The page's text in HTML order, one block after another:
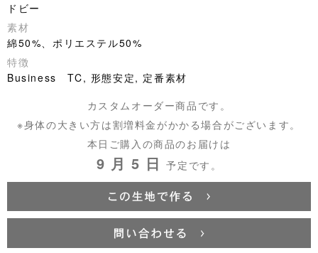
ドビー
素材
綿50%、ポリエステル50%
特徴
Business TC, 形態安定, 定番素材
カスタムオーダー商品です。
※身体の大きい方は割増料金がかかる場合がございます。
本日ご購入の商品のお届けは
9 月 5 日予定です。